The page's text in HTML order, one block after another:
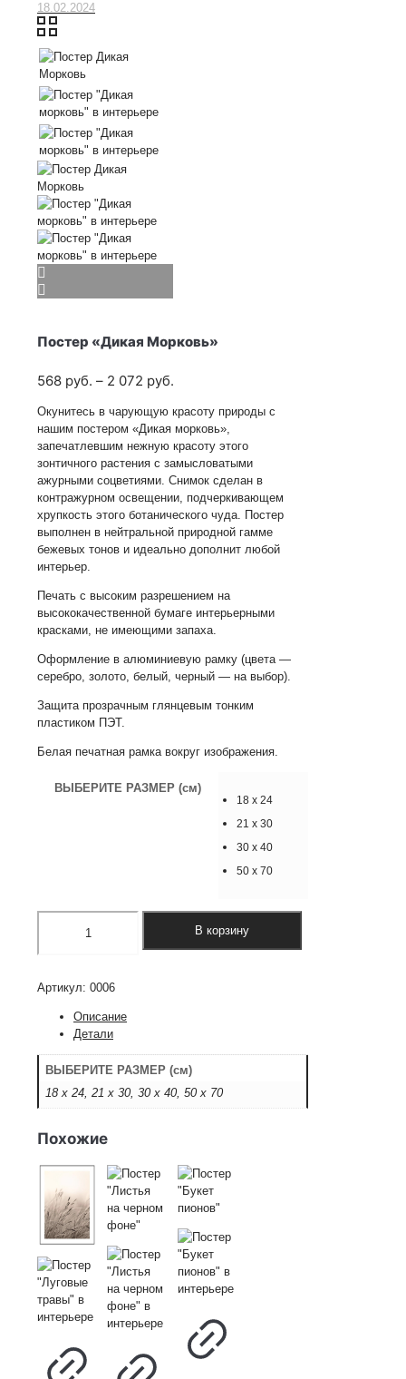
18.02.2024
Постер «Дикая Морковь»
568 руб. – 2 072 руб.
568
руб.
–
2 072
руб.
Окунитесь в чарующую красоту природы с
нашим постером «Дикая морковь»,
запечатлевшим нежную красоту этого
зонтичного растения с замысловатыми
ажурными соцветиями. Снимок сделан в
контражурном освещении, подчеркивающем
хрупкость этого ботанического чуда. Постер
выполнен в нейтральной природной гамме
бежевых тонов и идеально дополнит любой
интерьер.
Печать с высоким разрешением на
высококачественной бумаге интерьерными
красками, не имеющими запаха.
Оформление в алюминиевую рамку (цвета —
серебро, золото, белый, черный — на выбор).
Защита прозрачным глянцевым тонким
пластиком ПЭТ.
Белая печатная рамка вокруг изображения.
ВЫБЕРИТЕ РАЗМЕР (см)
18 х 24
21 х 30
30 х 40
50 х 70
Постер
Морковь"
В корзину
Артикул: 0006
Описание
Детали
ВЫБЕРИТЕ РАЗМЕР (см)
18 х 24, 21 х 30, 30 х 40, 50 х 70
Похожие